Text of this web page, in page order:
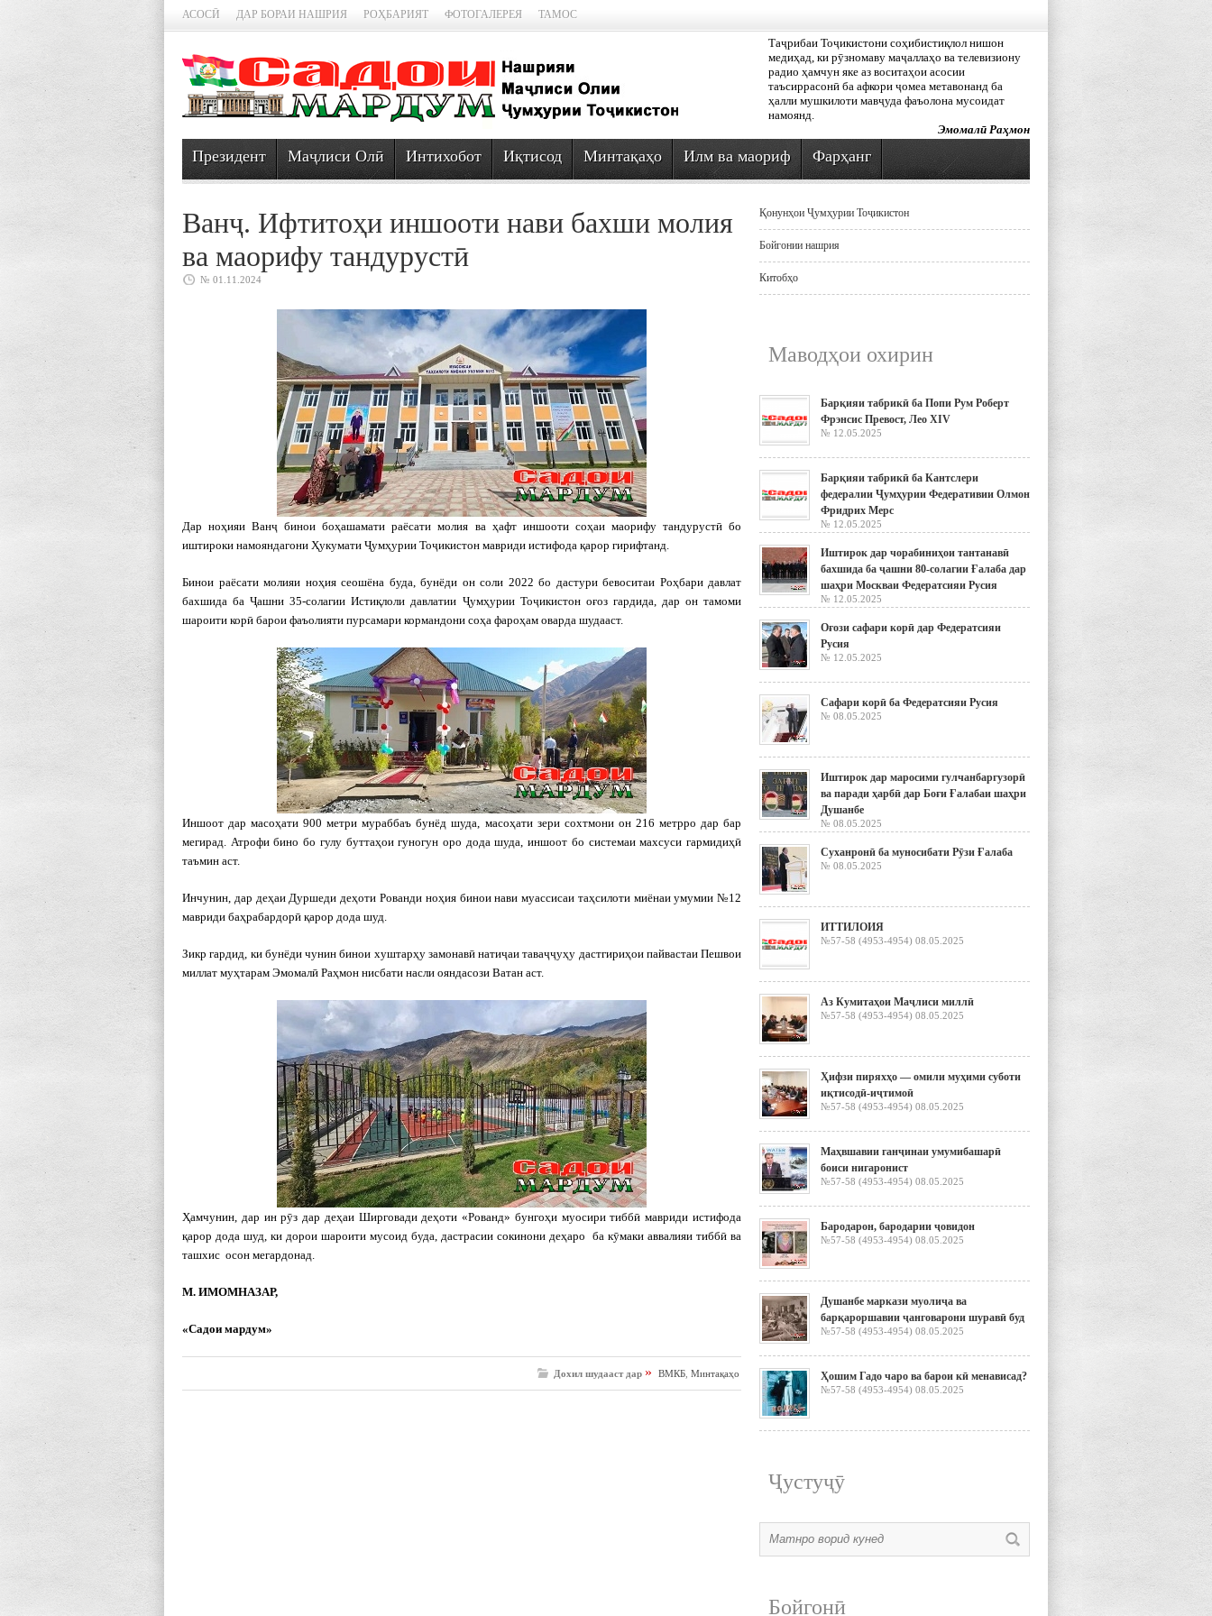
АСОСӢ ДАР БОРАИ НАШРИЯ РОҲБАРИЯТ ФОТОГАЛЕРЕЯ ТАМОС
Таҷрибаи Тоҷикистони соҳибистиқлол нишон
медиҳад, ки рӯзномаву маҷаллаҳо ва телевизиону
радио ҳамчун яке аз воситаҳои асосии
таъсиррасонӣ ба афкори ҷомеа метавонанд ба
ҳалли мушкилоти мавҷуда фаъолона мусоидат
намоянд.
Эмомалӣ Раҳмон
Президент Маҷлиси Олӣ Интихобот Иқтисод Минтақаҳо Илм ва маориф Фарҳанг
Ванҷ. Ифтитоҳи иншооти нави бахши молия
ва маорифу тандурустӣ
№ 01.11.2024
Дар ноҳияи Ванҷ бинои боҳашамати раёсати молия ва ҳафт иншооти соҳаи маорифу тандурустӣ бо
иштироки намояндагони Ҳукумати Ҷумҳурии Тоҷикистон мавриди истифода қарор гирифтанд.
Бинои раёсати молияи ноҳия сеошёна буда, бунёди он соли 2022 бо дастури бевоситаи Роҳбари давлат
бахшида ба Ҷашни 35-солагии Истиқлоли давлатии Ҷумҳурии Тоҷикистон оғоз гардида, дар он тамоми
шароити корӣ барои фаъолияти пурсамари кормандони соҳа фароҳам оварда шудааст.
Иншоот дар масоҳати 900 метри мураббаъ бунёд шуда, масоҳати зери сохтмони он 216 метрро дар бар
мегирад. Атрофи бино бо гулу буттаҳои гуногун оро дода шуда, иншоот бо системаи махсуси гармидиҳӣ
таъмин аст.
Инчунин, дар деҳаи Дуршеди деҳоти Рованди ноҳия бинои нави муассисаи таҳсилоти миёнаи умумии №12
мавриди баҳрабардорӣ қарор дода шуд.
Зикр гардид, ки бунёди чунин бинои хуштарҳу замонавӣ натиҷаи таваҷҷуҳу дастгириҳои пайвастаи Пешвои
миллат муҳтарам Эмомалӣ Раҳмон нисбати насли ояндасози Ватан аст.
Ҳамчунин, дар ин рӯз дар деҳаи Ширговади деҳоти «Рованд» бунгоҳи муосири тиббӣ мавриди истифода
қарор дода шуд, ки дорои шароити мусоид буда, дастрасии сокинони деҳаро ба кӯмаки аввалияи тиббӣ ва
ташхис осон мегардонад.
М. ИМОМНАЗАР,
«Садои мардум»
Дохил шудааст дар » ВМКБ Минтақаҳо
Қонунҳои Ҷумҳурии Тоҷикистон
Бойгонии нашрия
Китобҳо
Маводҳои охирин
Барқияи табрикӣ ба Попи Рум Роберт
Фрэнсис Превост, Лео XIV
№ 12.05.2025
Барқияи табрикӣ ба Кантслери
федералии Ҷумҳурии Федеративии Олмон
Фридрих Мерс
№ 12.05.2025
Иштирок дар чорабиниҳои тантанавӣ
бахшида ба ҷашни 80-солагии Ғалаба дар
шаҳри Москваи Федератсияи Русия
№ 12.05.2025
Оғози сафари корӣ дар Федератсияи
Русия
№ 12.05.2025
Сафари корӣ ба Федератсияи Русия
№ 08.05.2025
Иштирок дар маросими гулчанбаргузорӣ
ва паради ҳарбӣ дар Боғи Ғалабаи шаҳри
Душанбе
№ 08.05.2025
Суханронӣ ба муносибати Рӯзи Ғалаба
№ 08.05.2025
ИТТИЛОИЯ
№57-58 (4953-4954) 08.05.2025
Аз Кумитаҳои Маҷлиси миллӣ
№57-58 (4953-4954) 08.05.2025
Ҳифзи пиряхҳо — омили муҳими суботи
иқтисодӣ-иҷтимоӣ
№57-58 (4953-4954) 08.05.2025
Маҳвшавии ганҷинаи умумибашарӣ
боиси нигаронист
№57-58 (4953-4954) 08.05.2025
Бародарон, бародарии ҷовидон
№57-58 (4953-4954) 08.05.2025
Душанбе маркази муолиҷа ва
барқароршавии ҷанговарони шуравӣ буд
№57-58 (4953-4954) 08.05.2025
Ҳошим Гадо чаро ва барои кӣ менависад?
№57-58 (4953-4954) 08.05.2025
Ҷустуҷӯ
Бойгонӣ